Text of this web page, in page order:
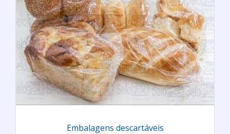
Embalagens descartáveis